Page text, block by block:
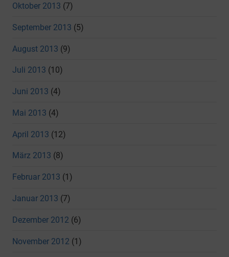
Oktober 2013 (7)
September 2013 (5)
August 2013 (9)
Juli 2013 (10)
Juni 2013 (4)
Mai 2013 (4)
April 2013 (12)
März 2013 (8)
Februar 2013 (1)
Januar 2013 (7)
Dezember 2012 (6)
November 2012 (1)